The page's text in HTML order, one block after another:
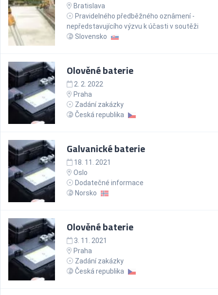
Bratislava
Pravidelného předběžného oznâmení -
nepředstavujícího výzvu k účasti v soutěži
Slovensko
Olověné baterie
2. 2. 2022
Praha
Zadání zakázky
Česká republika
Galvanické baterie
18. 11. 2021
Oslo
Dodatečné informace
Norsko
Olověné baterie
3. 11. 2021
Praha
Zadání zakázky
Česká republika